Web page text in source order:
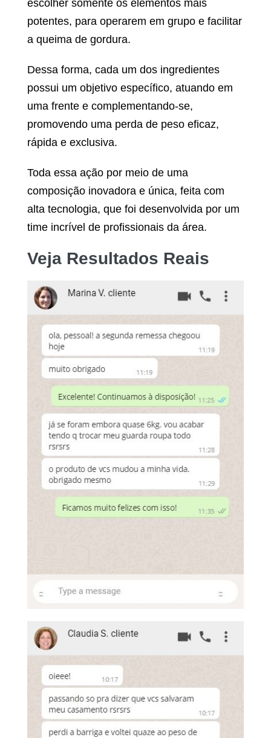
escolher somente os elementos mais
potentes, para operarem em grupo e facilitar
a queima de gordura.
Dessa forma, cada um dos ingredientes
possui um objetivo específico, atuando em
uma frente e complementando-se,
promovendo uma perda de peso eficaz,
rápida e exclusiva.
Toda essa ação por meio de uma
composição inovadora e única, feita com
alta tecnologia, que foi desenvolvida por um
time incrível de profissionais da área.
Veja Resultados Reais